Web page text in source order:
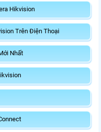
Hikvision
Trên Điện Thoại
Nhất